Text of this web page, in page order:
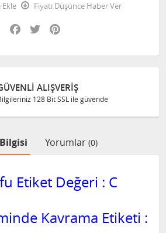
Fiyatı Düşünce Haber Ver
Facebook
Twitter
ALIŞVERIŞ
128 Bit SSL ile güvende
Yorumlar (0)
Etiket Değeri : C
Kavrama Etiketi :